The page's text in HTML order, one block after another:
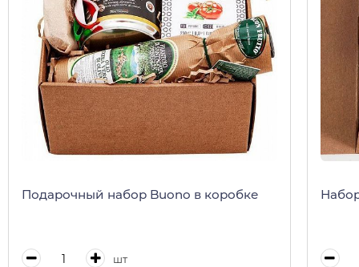
Подарочный набор Buono в коробке
шт